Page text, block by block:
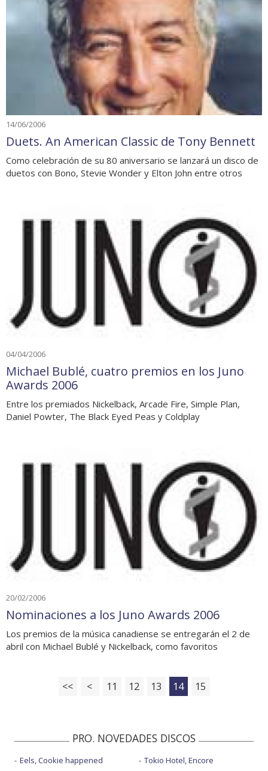
14/06/2006
Duets. An American Classic de Tony Bennett
Como celebración de su 80 aniversario se lanzará un disco de
duetos con Bono, Stevie Wonder y Elton John entre otros
04/04/2006
Michael Bublé, cuatro premios en los Juno
Awards 2006
Entre los premiados Nickelback, Arcade Fire, Simple Plan,
Daniel Powter, The Black Eyed Peas y Coldplay
20/02/2006
Nominaciones a los Juno Awards 2006
Los premios de la música canadiense se entregarán el 2 de
abril con Michael Bublé y Nickelback, como favoritos
<< < 11 12 13 14 15
PRO. NOVEDADES DISCOS
Eels, Cookie happened
Tokio Hotel, Encore